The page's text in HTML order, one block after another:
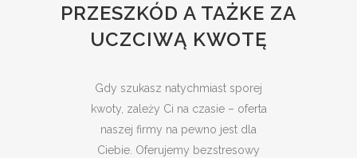
PRZESZKÓD A TAŻKE ZA
UCZCIWĄ KWOTĘ
Gdy szukasz natychmiast sporej
kwoty, zależy Ci na czasie – oferta
naszej firmy na pewno jest dla
Ciebie. Oferujemy bezstresowy